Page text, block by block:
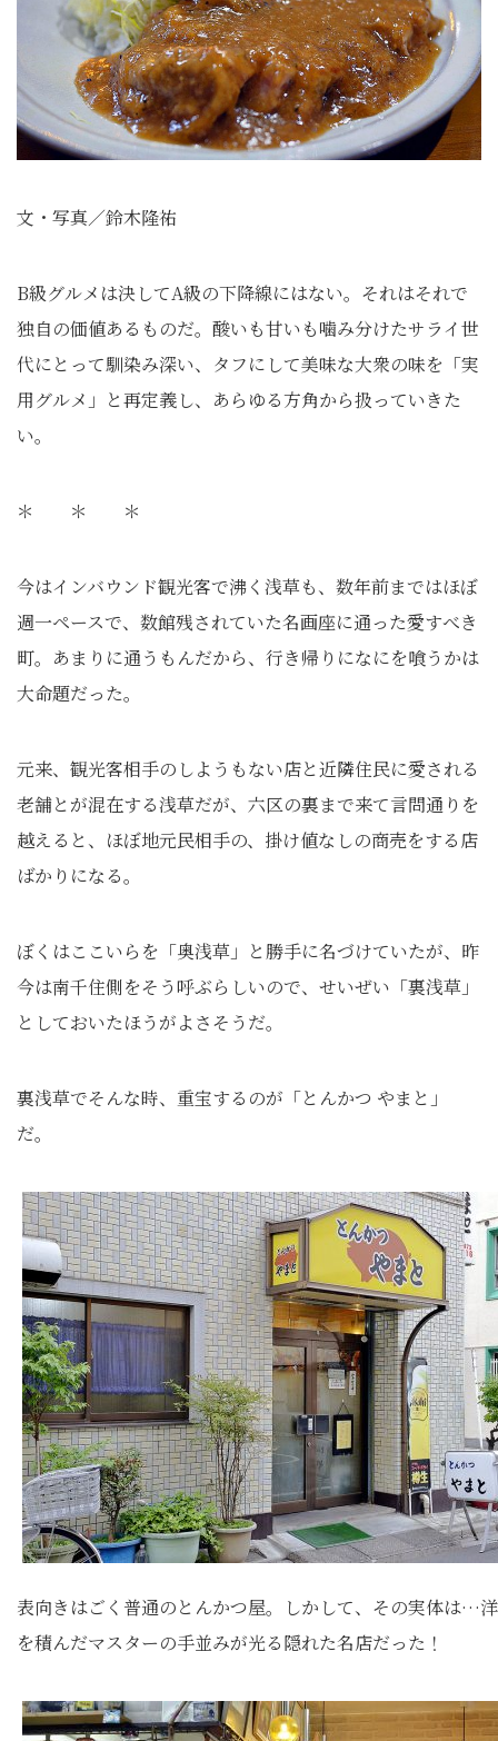
文・写真／鈴木隆祐
B級グルメは決してA級の下降線にはない。それはそれで
独自の価値あるものだ。酸いも甘いも噛み分けたサライ世
代にとって馴染み深い、タフにして美味な大衆の味を「実
用グルメ」と再定義し、あらゆる方角から扱っていきた
い。
＊ ＊ ＊
今はインバウンド観光客で沸く浅草も、数年前まではほぼ
週一ペースで、数館残されていた名画座に通った愛すべき
町。あまりに通うもんだから、行き帰りになにを喰うかは
大命題だった。
元来、観光客相手のしようもない店と近隣住民に愛される
老舗とが混在する浅草だが、六区の裏まで来て言問通りを
越えると、ほぼ地元民相手の、掛け値なしの商売をする店
ばかりになる。
ぼくはここいらを「奥浅草」と勝手に名づけていたが、昨
今は南千住側をそう呼ぶらしいので、せいぜい「裏浅草」
としておいたほうがよさそうだ。
裏浅草でそんな時、重宝するのが「とんかつ やまと」
だ。
表向きはごく普通のとんかつ屋。しかして、その実体は…
を積んだマスターの手並みが光る隠れた名店だった！